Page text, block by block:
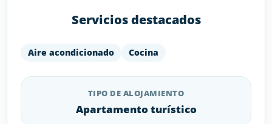
Servicios destacados
Aire acondicionado Cocina
TIPO DE ALOJAMIENTO
Apartamento turístico